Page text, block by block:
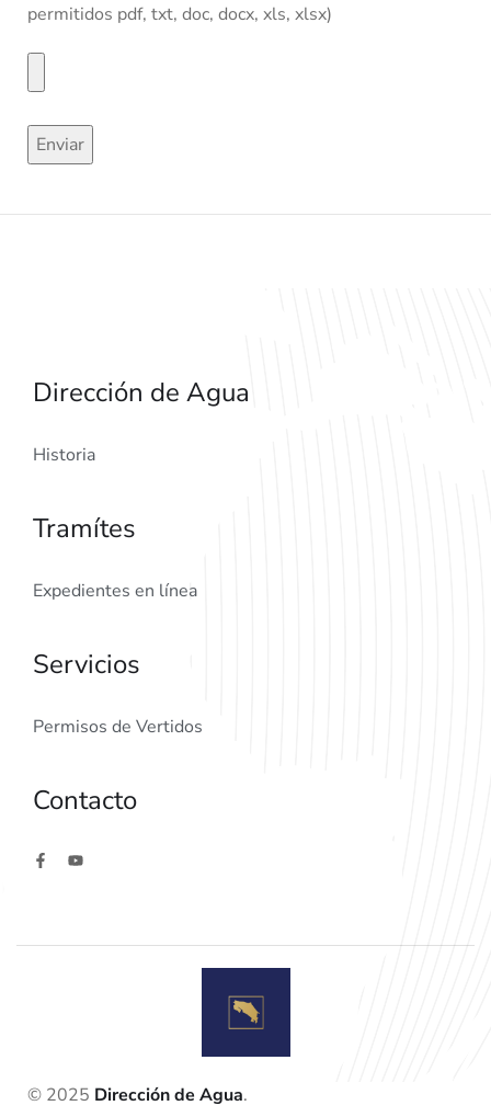
permitidos pdf, txt, doc, docx, xls, xlsx)
Dirección de Agua
Historia
Tramítes
Expedientes en línea
Servicios
Permisos de Vertidos
Contacto
© 2025 Dirección de Agua.